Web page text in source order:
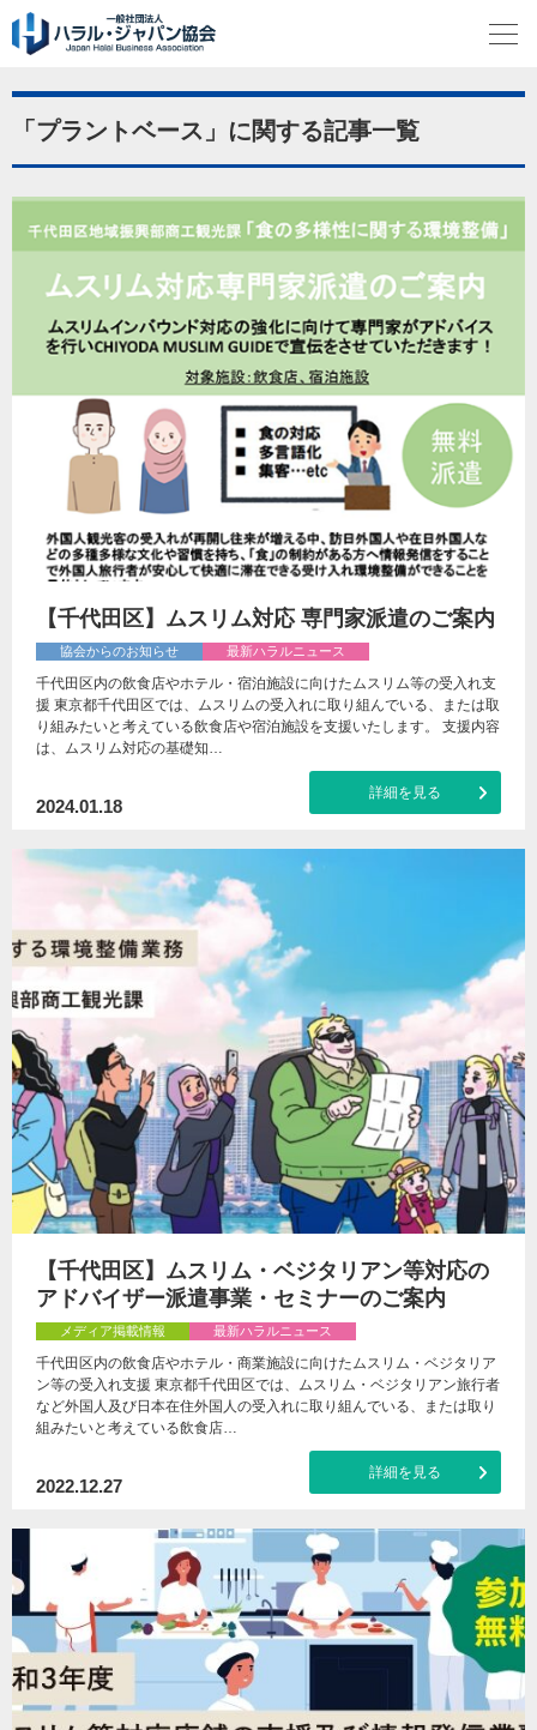
「プラントベース」に関する記事一覧
【千代田区】ムスリム対応 専門家派遣のご案内
協会からのお知らせ 最新ハラルニュース
千代田区内の飲食店やホテル・宿泊施設に向けたムスリム等の受入れ支
援 東京都千代田区では、ムスリムの受入れに取り組んでいる、または取
り組みたいと考えている飲食店や宿泊施設を支援いたします。 支援内容
は、ムスリム対応の基礎知…
2024.01.18
詳細を見る
【千代田区】ムスリム・ベジタリアン等対応の
アドバイザー派遣事業・セミナーのご案内
メディア掲載情報 最新ハラルニュース
千代田区内の飲食店やホテル・商業施設に向けたムスリム・ベジタリア
ン等の受入れ支援 東京都千代田区では、ムスリム・ベジタリアン旅行者
など外国人及び日本在住外国人の受入れに取り組んでいる、または取り
組みたいと考えている飲食店…
2022.12.27
詳細を見る